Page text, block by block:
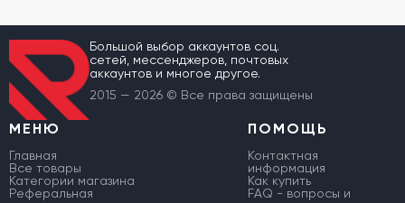
Большой выбор аккаунтов соц.
сетей, мессенджеров, почтовых
аккаунтов и многое другое.
2015 — 2026 © Все права защищены
МЕНЮ
Главная
Все товары
Категории магазина
Реферальная
ПОМОЩЬ
Контактная
информация
Как купить
FAQ - вопросы и